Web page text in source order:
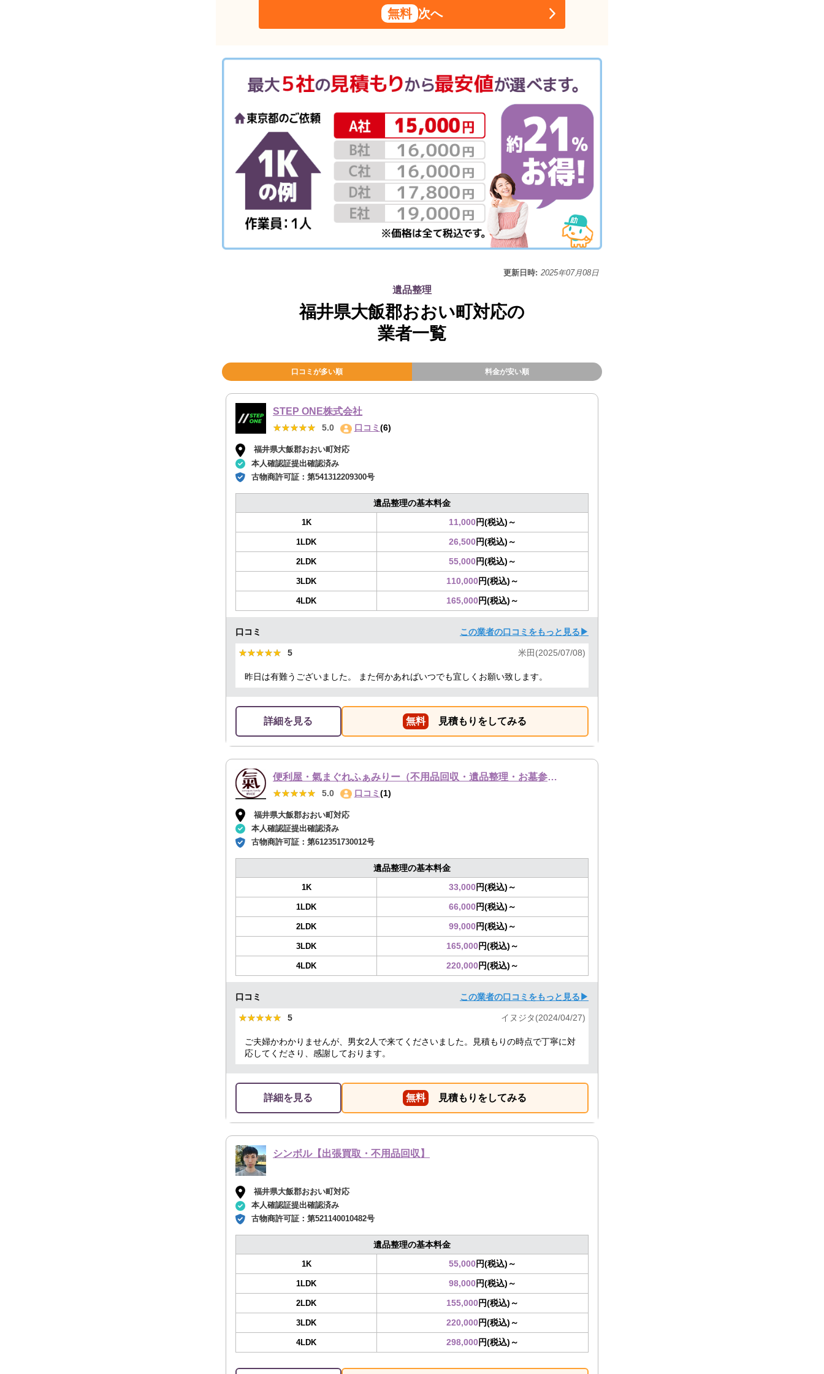
無料 次へ
更新日時: 2025年07月08日
遺品整理
福井県大飯郡おおい町対応の
業者一覧
口コミが多い順 料金が安い順
STEP ONE株式会社
★★★★★
★★★★★ 5.0 口コミ(6)
福井県大飯郡おおい町対応
本人確認証提出確認済み
古物商許可証： 第541312209300号
遺品整理の基本料金
1K 11,000円(税込)～
1LDK 26,500円(税込)～
2LDK 55,000円(税込)～
3LDK 110,000円(税込)～
4LDK 165,000円(税込)～
口コミ この業者の口コミをもっと見る▶
★★★★★
★★★★★ 5 米田(2025/07/08)
昨日は有難うございました。 また何かあればいつでも宜しくお願い致します。
詳細を見る 無料 見積もりをしてみる
便利屋・氣まぐれふぁみりー（不用品回収・遺品整理・お墓参り代行等、幅広く対応しております）
★★★★★
★★★★★ 5.0 口コミ (1)
福井県大飯郡おおい町対応
本人確認証提出確認済み
古物商許可証： 第612351730012号
遺品整理の基本料金
1K 33,000円(税込)～
1LDK 66,000円(税込)～
2LDK 99,000円(税込)～
3LDK 165,000円(税込)～
4LDK 220,000円(税込)～
口コミ この業者の口コミをもっと見る▶
★★★★★
★★★★★ 5 イヌジタ(2024/04/27)
ご夫婦かわかりませんが、男女2人で来てくださいました。見積もりの時点で丁寧に対
応してくださり、感謝しております。
詳細を見る 無料 見積もりをしてみる
シンボル【出張買取・不用品回収】
福井県大飯郡おおい町対応
本人確認証提出確認済み
古物商許可証： 第521140010482号
遺品整理の基本料金
1K 55,000円(税込)～
1LDK 98,000円(税込)～
2LDK 155,000円(税込)～
3LDK 220,000円(税込)～
4LDK 298,000円(税込)～